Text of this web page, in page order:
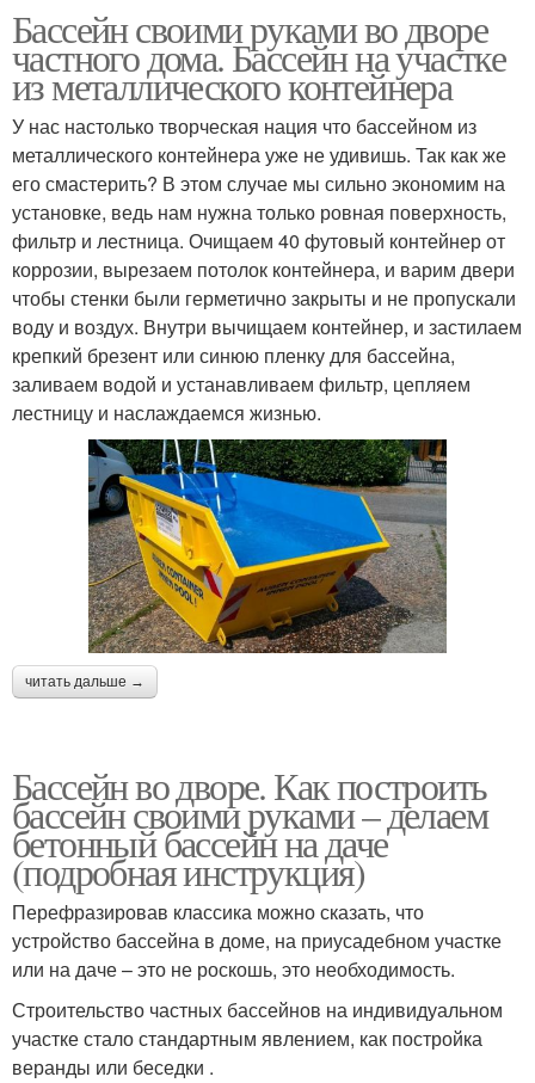
Бассейн своими руками во дворе
частного дома. Бассейн на участке
из металлического контейнера
У нас настолько творческая нация что бассейном из
металлического контейнера уже не удивишь. Так как же
его смастерить? В этом случае мы сильно экономим на
установке, ведь нам нужна только ровная поверхность,
фильтр и лестница. Очищаем 40 футовый контейнер от
коррозии, вырезаем потолок контейнера, и варим двери
чтобы стенки были герметично закрыты и не пропускали
воду и воздух. Внутри вычищаем контейнер, и застилаем
крепкий брезент или синюю пленку для бассейна,
заливаем водой и устанавливаем фильтр, цепляем
лестницу и наслаждаемся жизнью.
читать дальше →
Бассейн во дворе. Как построить
бассейн своими руками – делаем
бетонный бассейн на даче
(подробная инструкция)
Перефразировав классика можно сказать, что
устройство бассейна в доме, на приусадебном участке
или на даче – это не роскошь, это необходимость.
Строительство частных бассейнов на индивидуальном
участке стало стандартным явлением, как постройка
веранды или беседки .